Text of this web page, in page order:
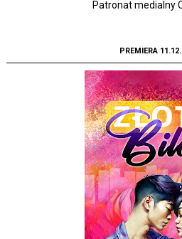
Patronat medialny
PREMIERA